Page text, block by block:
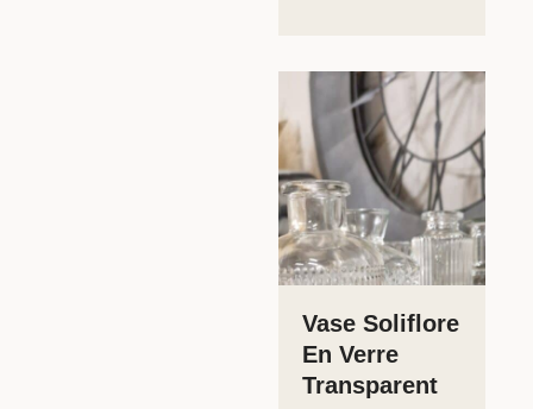
Vase Soliflore
En Verre
Transparent